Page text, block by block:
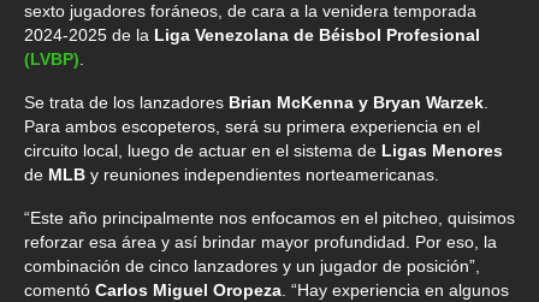
sexto jugadores foráneos, de cara a la venidera temporada
2024-2025 de la Liga Venezolana de Béisbol Profesional
(LVBP).
Se trata de los lanzadores Brian McKenna y Bryan Warzek.
Para ambos escopeteros, será su primera experiencia en el
circuito local, luego de actuar en el sistema de Ligas Menores
de MLB y reuniones independientes norteamericanas.
“Este año principalmente nos enfocamos en el pitcheo, quisimos
reforzar esa área y así brindar mayor profundidad. Por eso, la
combinación de cinco lanzadores y un jugador de posición”,
comentó Carlos Miguel Oropeza. “Hay experiencia en algunos